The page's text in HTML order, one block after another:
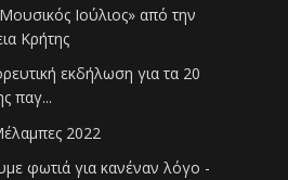
Ιούλιος» από την
Κρήτης
εκδήλωση για τα 20
παγ...
2022
φωτιά για κανέναν λόγο -